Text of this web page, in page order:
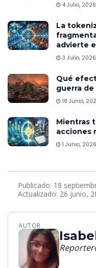
4 Julio, 2026
La
advierte
3 Julio, 2026
Qué
guerra de
18 Junio,
Mientras
acciones
1 Junio, 2026
Publicado: 18
Actualizado: 26 junio,
AUTOR